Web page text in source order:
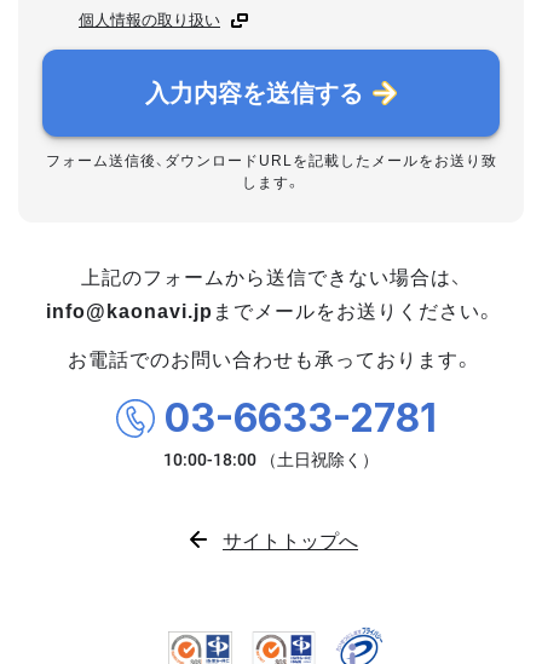
個人情報の取り扱い
入力内容を送信する
フォーム送信後、ダウンロードURLを記載したメールをお送り致
します。
上記のフォームから送信できない場合は、
info@kaonavi.jp までメールをお送りください。
お電話でのお問い合わせも承っております。
03-6633-2781
サイトトップへ